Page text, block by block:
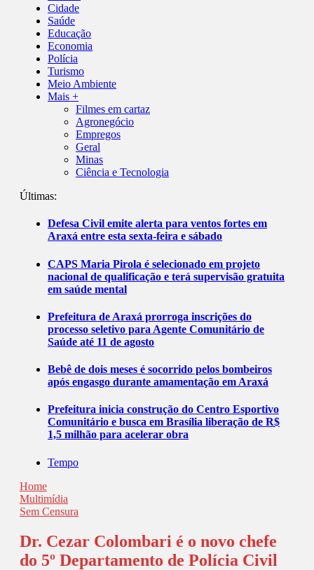
Cidade
Saúde
Educação
Economia
Polícia
Turismo
Meio Ambiente
Mais +
Filmes em cartaz
Agronegócio
Empregos
Geral
Minas
Ciência e Tecnologia
Últimas:
Defesa Civil emite alerta para ventos fortes em
Araxá entre esta sexta-feira e sábado
CAPS Maria Pirola é selecionado em projeto
nacional de qualificação e terá supervisão gratuita
em saúde mental
Prefeitura de Araxá prorroga inscrições do
processo seletivo para Agente Comunitário de
Saúde até 11 de agosto
Bebê de dois meses é socorrido pelos bombeiros
após engasgo durante amamentação em Araxá
Prefeitura inicia construção do Centro Esportivo
Comunitário e busca em Brasília liberação de R$
1,5 milhão para acelerar obra
Tempo
Home
Multimídia
Sem Censura
Dr. Cezar Colombari é o novo chefe
do 5º Departamento de Polícia Civil